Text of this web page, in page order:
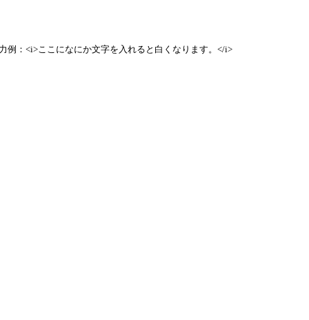
例：<i>ここになにか文字を入れると白くなります。</i>